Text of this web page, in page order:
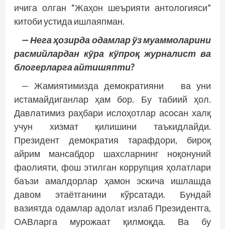
ичига олган “Жаҳон шеърияти антологияси”
китоби устида ишлаяпман.
— Нега ҳозирда одамлар ўз муаммоларини
расмийлардан кўра кўпроқ журналист ва
блогерларга айтишяпти?
— Жамиятимизда демократияни ва уни
истамайдиганлар ҳам бор. Бу табиий ҳол.
Давлатимиз раҳбари ислоҳотлар асосан халқ
учун хизмат қилишини таъкидлайди.
Президент демократия тарафдори, бироқ
айрим мансабдор шахсларнинг ноқонуний
фаолияти, фош этилган коррупция ҳолатлари
баъзи амалдорлар ҳамон эскича ишлашда
давом этаётганини кўрсатади. Бундай
вазиятда одамлар адолат излаб Президентга,
ОАВларга мурожаат қилмоқда. Ва бу